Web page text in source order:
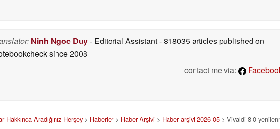
Ninh Ngoc Duy- Editorial Assistant- 818035 articles published on
since 2008
contact me via:
Hakkında Aradığınız Herşey> Haberler> Haber Arşivi > Haber arşivi 2026 05> Vivaldi 8.0